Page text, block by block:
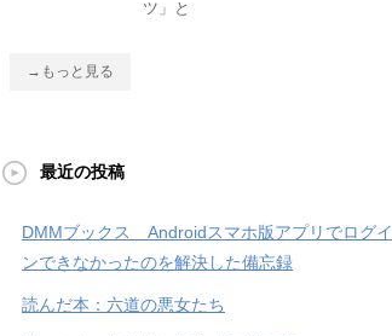
ツ」と
→もっと見る
最近の投稿
DMMブックス Androidスマホ版アプリでログイ
ンできなかったのを解決した備忘録
読んだ本：六道の悪女たち